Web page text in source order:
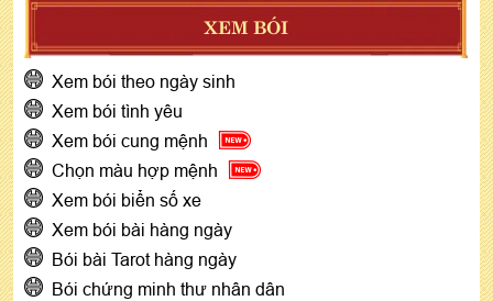
XEM BÓI
Xem bói theo ngày sinh
Xem bói tình yêu
Xem bói cung mệnh
Chọn màu hợp mệnh
Xem bói biển số xe
Xem bói bài hàng ngày
Bói bài Tarot hàng ngày
Bói chứng minh thư nhân dân